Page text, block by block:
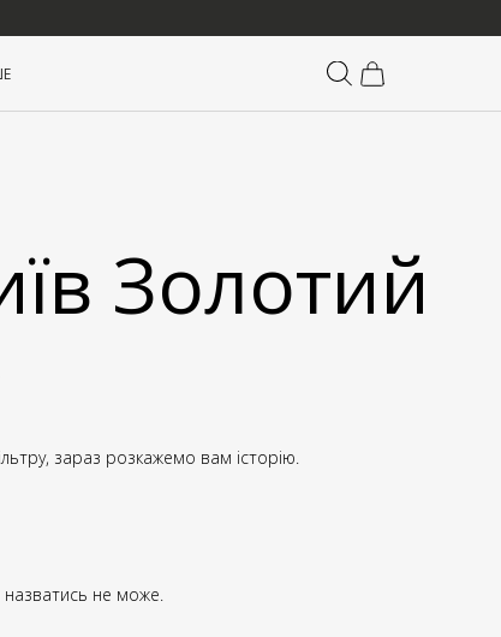
Золотий
зараз розкажемо вам історію.
не може.